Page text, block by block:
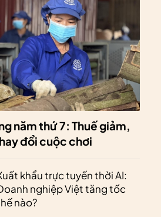
năm thứ 7: Thuế giảm,
đổi cuộc chơi
khẩu trực tuyến thời AI:
nghiệp Việt tăng tốc
nào?